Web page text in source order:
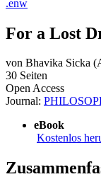
.enw
For a Lost
von Bhavika Sicka
30 Seiten
Open Access
Journal:
eBook
Kostenlos